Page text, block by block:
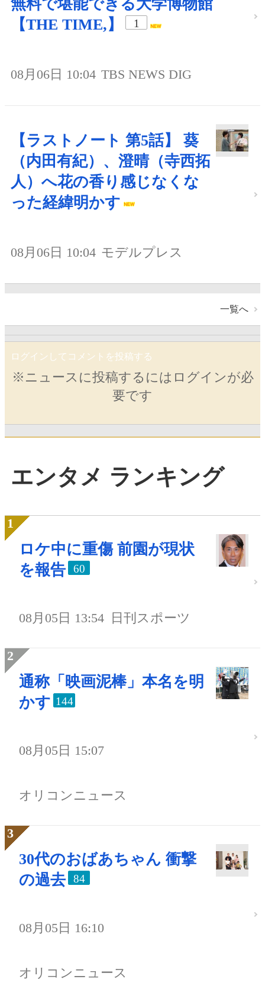
無料で堪能できる大学博物館
【THE TIME,】
1
08月06日 10:04 TBS NEWS DIG
【ラストノート 第5話】 葵
（内田有紀）、澄晴（寺西拓
人）へ花の香り感じなくな
った経緯明かす
08月06日 10:04 モデルプレス
一覧へ
ログインしてコメントを投稿する
※ニュースに投稿するにはログインが必
要です
エンタメ ランキング
ロケ中に重傷 前園が現状
を報告
60
08月05日 13:54 日刊スポーツ
通称「映画泥棒」本名を明
かす 144
08月05日 15:07
オリコンニュース
30代のおばあちゃん 衝撃
の過去
84
08月05日 16:10
オリコンニュース